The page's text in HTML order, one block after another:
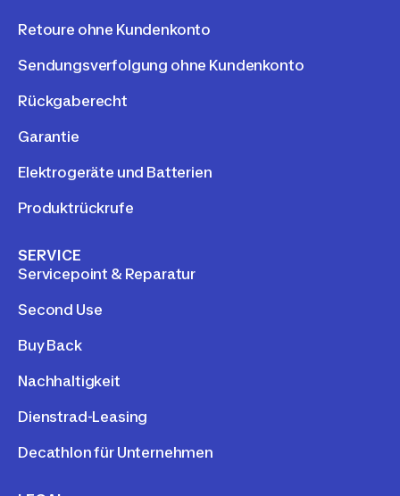
Retoure ohne Kundenkonto
Sendungsverfolgung ohne Kundenkonto
Rückgaberecht
Garantie
Elektrogeräte und Batterien
Produktrückrufe
SERVICE
Servicepoint & Reparatur
Second Use
Buy Back
Nachhaltigkeit
Dienstrad-Leasing
Decathlon für Unternehmen